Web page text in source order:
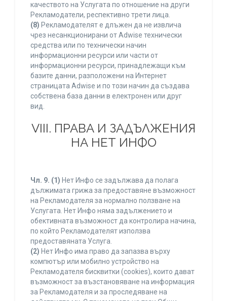
качеството на Услугата по отношение на други
Рекламодатели, респективно трети лица.
(8) Рекламодателят е длъжен да не извлича
чрез несанкционирани от Adwise технически
средства или по технически начин
информационни ресурси или части от
информационни ресурси, принадлежащи към
базите данни, разположени на Интернет
страницата Adwise и по този начин да създава
собствена база данни в електронен или друг
вид.
VIII. ПРАВА И ЗАДЪЛЖЕНИЯ
НА НЕТ ИНФО
Чл. 9. (1) Нет Инфо се задължава да полага
дължимата грижа за предоставяне възможност
на Рекламодателя за нормално ползване на
Услугата. Нет Инфо няма задължението и
обективната възможност да контролира начина,
по който Рекламодателят използва
предоставяната Услуга.
(2) Нет Инфо има право да запазва върху
компютър или мобилно устройство на
Рекламодателя бисквитки (cookies), които дават
възможност за възстановяване на информация
за Рекламодателя и за проследяване на